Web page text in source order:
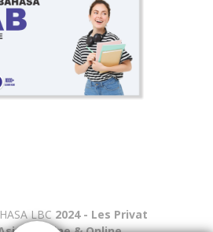
LBC 2024 - Les Privat